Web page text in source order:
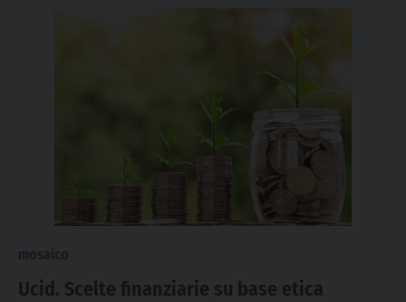
Ucid. Scelte finanziarie su base etica